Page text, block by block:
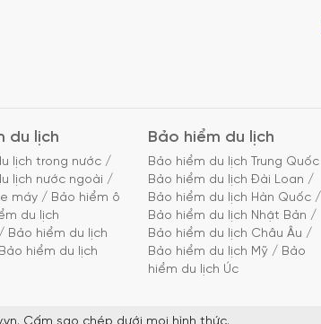
du lịch
lịch trong nước /
lịch nước ngoài /
máy / Bảo hiểm ô
du lịch
Bảo hiểm du lịch
Bảo hiểm du lịch
Bảo hiểm du lịch
Bảo hiểm du lịch Trung Quốc
Bảo hiểm du lịch Đài Loan /
Bảo hiểm du lịch Hàn Quốc /
Bảo hiểm du lịch Nhật Bản /
Bảo hiểm du lịch Châu Âu /
Bảo hiểm du lịch Mỹ / Bảo
hiểm du lịch Úc